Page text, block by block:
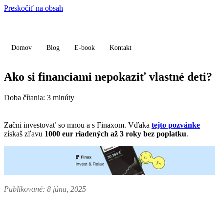
Preskočiť na obsah
Domov Blog E-book Kontakt
Ako si financiami nepokaziť vlastné deti?
Doba čítania: 3 minúty
Začni investovať so mnou a s Finaxom. Vďaka tejto pozvánke
získaš zľavu 1000 eur riadených až 3 roky bez poplatku.
Publikované: 8 júna, 2025